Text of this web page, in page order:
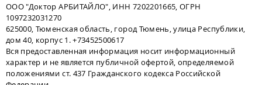
ООО "Доктор АРБИТАЙЛО", ИНН 7202201665, ОГРН
1097232031270
625000, Тюменская область, город Тюмень, улица Республики,
дом 40, корпус 1. +73452500617
Вся предоставленная информация носит информационный
характер и не является публичной офертой, определяемой
положениями ст. 437 Гражданского кодекса Российской